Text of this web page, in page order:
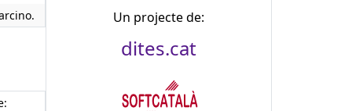
Un projecte de:
dites.cat